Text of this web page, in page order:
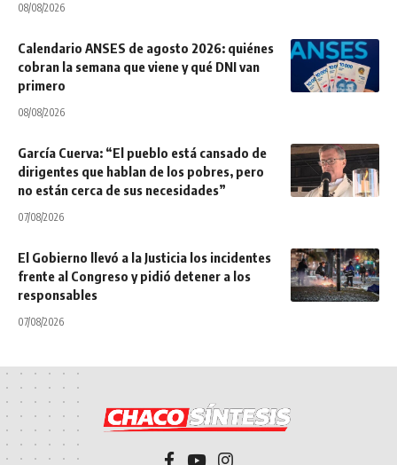
08/08/2026
Calendario ANSES de agosto 2026: quiénes
cobran la semana que viene y qué DNI van
primero
08/08/2026
García Cuerva: “El pueblo está cansado de
dirigentes que hablan de los pobres, pero
no están cerca de sus necesidades”
07/08/2026
El Gobierno llevó a la Justicia los incidentes
frente al Congreso y pidió detener a los
responsables
07/08/2026